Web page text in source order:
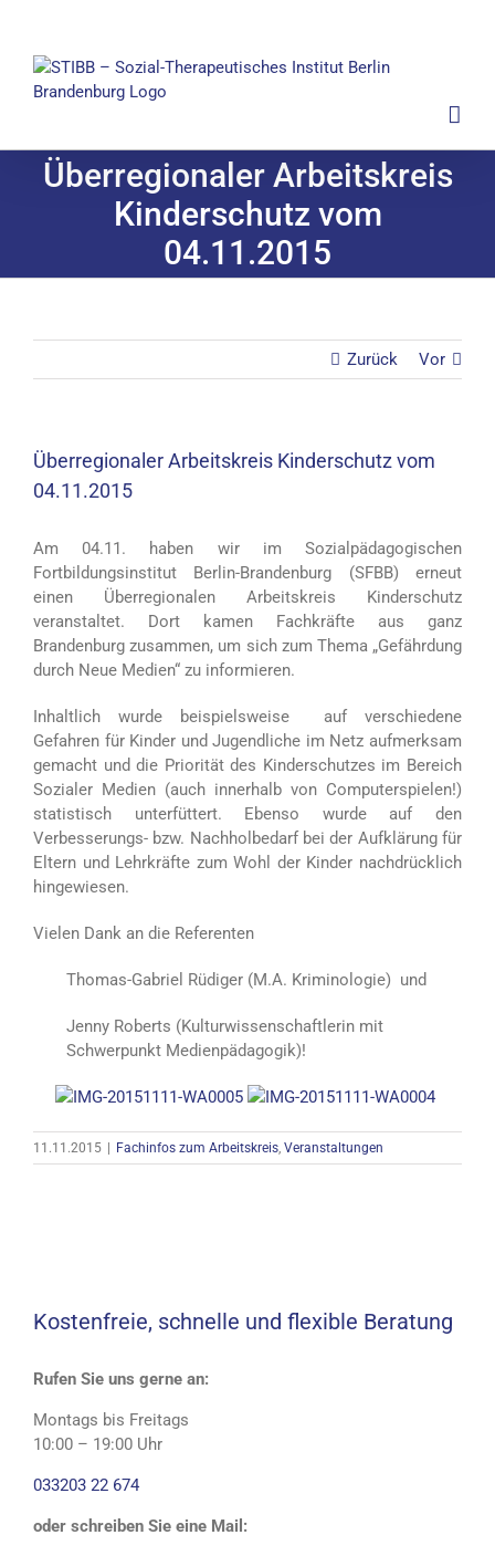
springen
Überregionaler Arbeitskreis
Kinderschutz vom
04.11.2015
Zurück Vor
Überregionaler Arbeitskreis Kinderschutz vom
04.11.2015
Am 04.11. haben wir im Sozialpädagogischen
Fortbildungsinstitut Berlin-Brandenburg (SFBB) erneut
einen Überregionalen Arbeitskreis Kinderschutz
veranstaltet. Dort kamen Fachkräfte aus ganz
Brandenburg zusammen, um sich zum Thema „Gefährdung
durch Neue Medien“ zu informieren.
Inhaltlich wurde beispielsweise auf verschiedene
Gefahren für Kinder und Jugendliche im Netz aufmerksam
gemacht und die Priorität des Kinderschutzes im Bereich
Sozialer Medien (auch innerhalb von Computerspielen!)
statistisch unterfüttert. Ebenso wurde auf den
Verbesserungs- bzw. Nachholbedarf bei der Aufklärung für
Eltern und Lehrkräfte zum Wohl der Kinder nachdrücklich
hingewiesen.
Vielen Dank an die Referenten
Thomas-Gabriel Rüdiger (M.A. Kriminologie) und
Jenny Roberts (Kulturwissenschaftlerin mit
Schwerpunkt Medienpädagogik)!
11.11.2015 Fachinfos zum Arbeitskreis, Veranstaltungen
Kostenfreie, schnelle und flexible Beratung
Rufen Sie uns gerne an:
Montags bis Freitags
10:00 – 19:00 Uhr
033203 22 674
oder schreiben Sie eine Mail: